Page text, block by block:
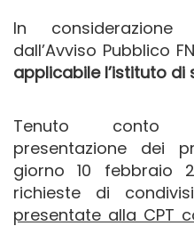
In
dall’Avviso Pubblico
applicabile l’istituto di
Tenuto conto
presentazione dei
giorno 10 febbraio
richieste di
presentate alla CPT